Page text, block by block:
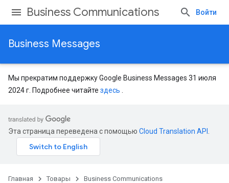
Business Communications Войти
Business Messages
Мы прекратим поддержку Google Business Messages 31 июля
2024 г. Подробнее читайте здесь
Эта страница переведена с помощью Cloud Translation API
Главная Товары
Business Communications